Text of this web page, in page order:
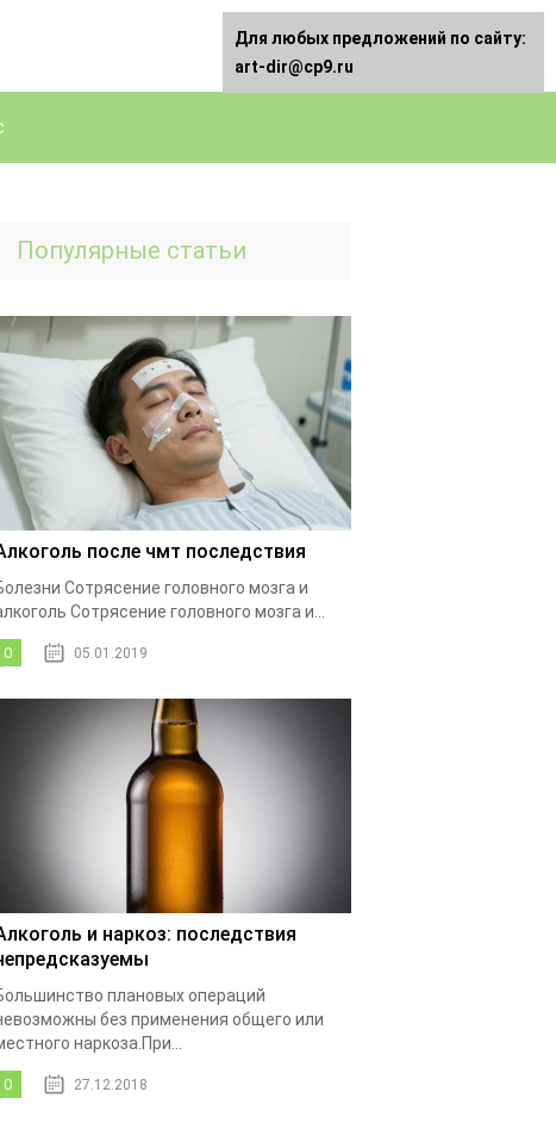
Популярные статьи
после чмт последствия
Сотрясение головного мозга и
Сотрясение головного мозга и...
0 05.01.2019
и наркоз: последствия
плановых операций
без применения общего или
наркоза.При...
0 27.12.2018
Для любых предложений по сайту:
art-dir@cp9.ru